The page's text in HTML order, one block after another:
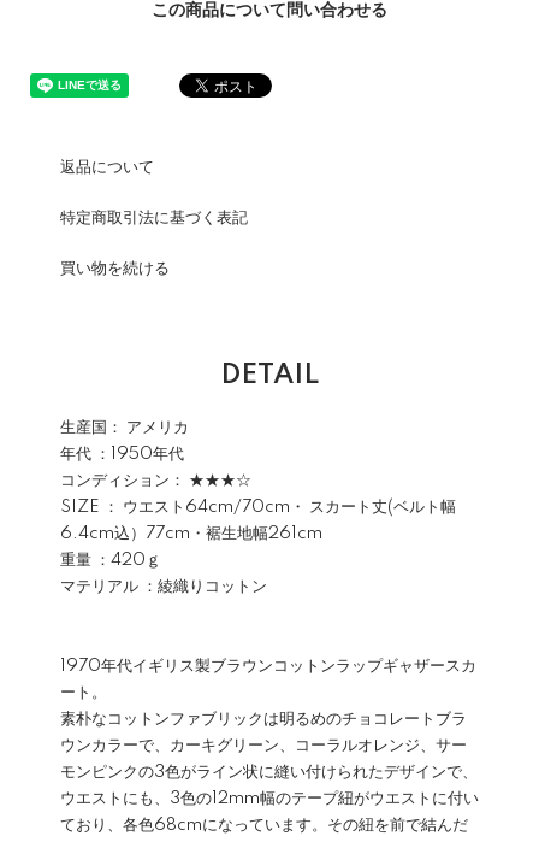
この商品について問い合わせる
返品について
特定商取引法に基づく表記
買い物を続ける
DETAIL
生産国： アメリカ
年代 ：1950年代
コンディション： ★★★☆
SIZE ： ウエスト64cm/70cm・ スカート丈(ベルト幅
6.4cm込）77cm・裾生地幅261cm
重量 ：420ｇ
マテリアル ：綾織りコットン
1970年代イギリス製ブラウンコットンラップギャザースカ
ート。
素朴なコットンファブリックは明るめのチョコレートブラ
ウンカラーで、カーキグリーン、コーラルオレンジ、サー
モンピンクの3色がライン状に縫い付けられたデザインで、
ウエストにも、3色の12mm幅のテープ紐がウエストに付い
ており、各色68cmになっています。その紐を前で結んだ